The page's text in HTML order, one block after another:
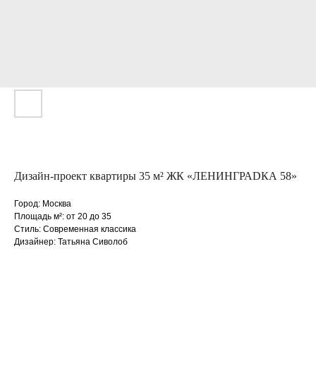
Дизайн-проект квартиры 35 м² ЖК «ЛЕНИНГРАDКА 58»
Город: Москва
Площадь м²: от 20 до 35
Стиль: Современная классика
Дизайнер: Татьяна Сиволоб